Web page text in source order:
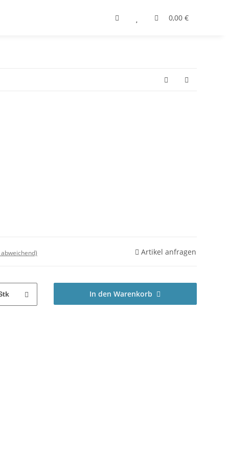
0,00 €
Artikel anfragen
In den Warenkorb